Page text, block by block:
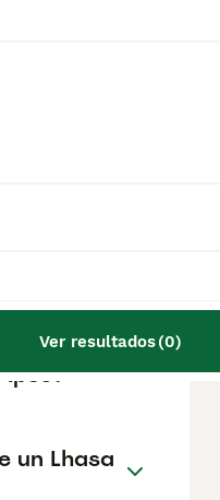
Ver resultados(0)
de
y
de
un Lhasa